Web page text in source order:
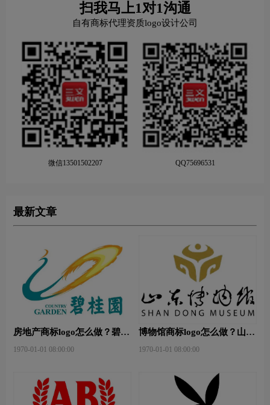
扫我马上1对1沟通
自有商标代理资质logo设计公司
微信13501502207 QQ75696531
最新文章
房地产商标logo怎么做？碧桂
1970-01-01 08:00:00
博物馆商标logo怎么做？山东
logo设计
1970-01-01 08:00:00